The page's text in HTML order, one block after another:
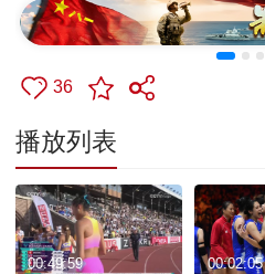
36
播放列表
00:49:59 00:02:05